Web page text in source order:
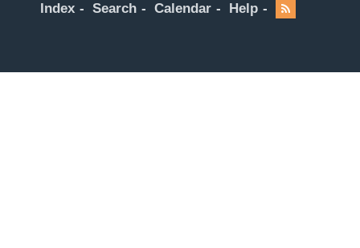
Index Search Calendar Help